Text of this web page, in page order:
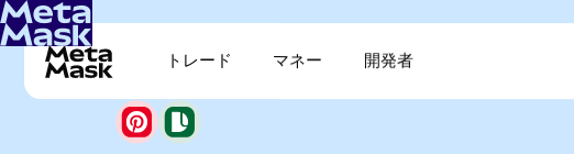
トレード マネー 開発者